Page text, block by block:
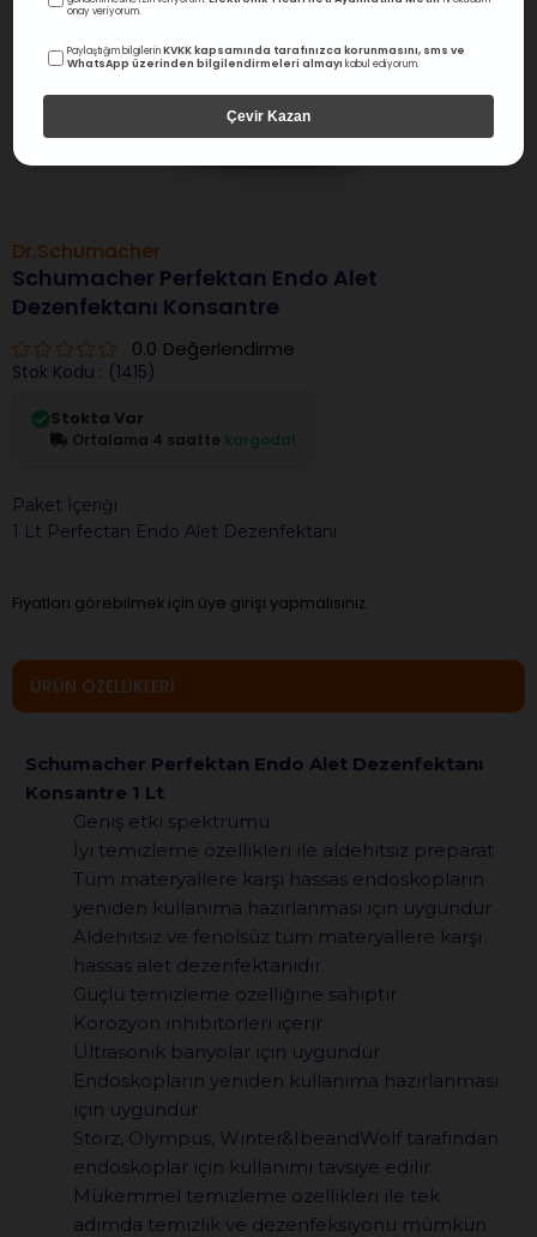
Dr.Schumacher
Schumacher Perfektan Endo Alet
Dezenfektanı Konsantre
0.0 Değerlendirme
Stok Kodu (1415)
Stokta Var
Ortalama 4 saatte kargoda!
Paket İçeriği
1 Lt Perfectan Endo Alet Dezenfektanı
Fiyatları görebilmek için üye girişi yapmalısınız.
ÜRÜN ÖZELLIKLERI
Schumacher Perfektan Endo Alet Dezenfektanı
Konsantre 1 Lt
Geniş etki spektrumu
İyi temizleme özellikleri ile aldehitsiz preparat
Tüm materyallere karşı hassas endoskopların
yeniden kullanıma hazırlanması için uygundur
Aldehitsiz ve fenolsüz tüm materyallere karşı
hassas alet dezenfektanıdır
Güçlü temizleme özelliğine sahiptir
Korozyon inhibitörleri içerir
Ultrasonik banyolar için uygundur
Endoskopların yeniden kullanıma hazırlanması
için uygundur
Storz, Olympus, Winter&IbeandWolf tarafından
endoskoplar için kullanımı tavsiye edilir
Mükemmel temizleme özellikleri ile tek
adımda temizlik ve dezenfeksiyonu mümkün
onay veriyorum.
Paylaştığım bilgilerinKVKK kapsamında tarafınızca korunmasını, sms ve
WhatsApp üzerinden bilgilendirmeleri almayı kabul ediyorum.
Çevir Kazan